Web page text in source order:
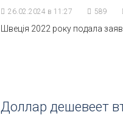
26.02.2024 в 11:27 589
Швеція 2022 року подала
Доллар дешевеет